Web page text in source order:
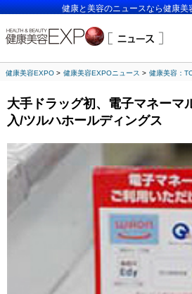
健康と美容のニュースなら健康美
健康美容EXPO 健康美容EXPOニュース 健康美容：
大手ドラッグ初、電子マネーマ
入/ツルハホールディングス